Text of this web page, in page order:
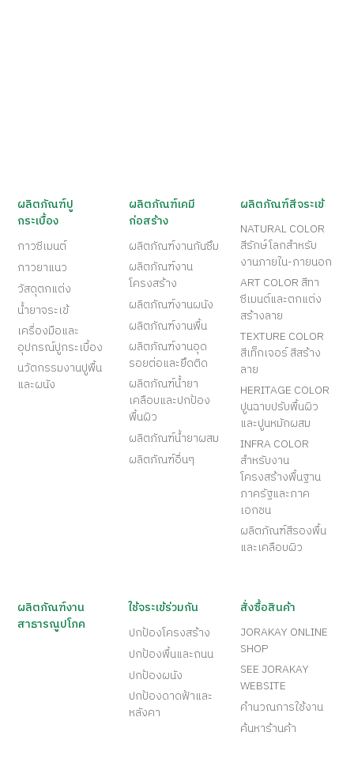
ผลิตภัณฑ์ปู
กระเบื้อง
กาวซีเมนต์
กาวยาแนว
วัสดุตกแต่ง
น้ำยาจระเข้
เครื่องมือและ
อุปกรณ์ปูกระเบื้อง
นวัตกรรมงานปูพื้น
และผนัง
ผลิตภัณฑ์เคมี
ก่อสร้าง
ผลิตภัณฑ์งานกันซึม
ผลิตภัณฑ์งาน
โครงสร้าง
ผลิตภัณฑ์งานผนัง
ผลิตภัณฑ์งานพื้น
ผลิตภัณฑ์งานอุด
รอยต่อและยึดติด
ผลิตภัณฑ์น้ำยา
เคลือบและปกป้อง
พื้นผิว
ผลิตภัณฑ์น้ำยาผสม
ผลิตภัณฑ์อื่นๆ
ผลิตภัณฑ์สีจระเข้
NATURAL COLOR
สีรักษ์โลกสำหรับ
งานภายใน-ภายนอก
ART COLOR สีทา
ซีเมนต์และตกแต่ง
สร้างลาย
TEXTURE COLOR
สีเท็กเจอร์ สีสร้าง
ลาย
HERITAGE COLOR
ปูนฉาบปรับพื้นผิว
และปูนหมักผสม
INFRA COLOR
สำหรับงาน
โครงสร้างพื้นฐาน
ภาครัฐและภาค
เอกชน
ผลิตภัณฑ์สีรองพื้น
และเคลือบผิว
ผลิตภัณฑ์งาน
สาธารณูปโภค
ใช้จระเข้ร่วมกัน
ปกป้องโครงสร้าง
ปกป้องพื้นและถนน
ปกป้องผนัง
ปกป้องดาดฟ้าและ
หลังคา
สั่งซื้อสินค้า
JORAKAY ONLINE
SHOP
SEE JORAKAY
WEBSITE
คำนวณการใช้งาน
ค้นหาร้านค้า